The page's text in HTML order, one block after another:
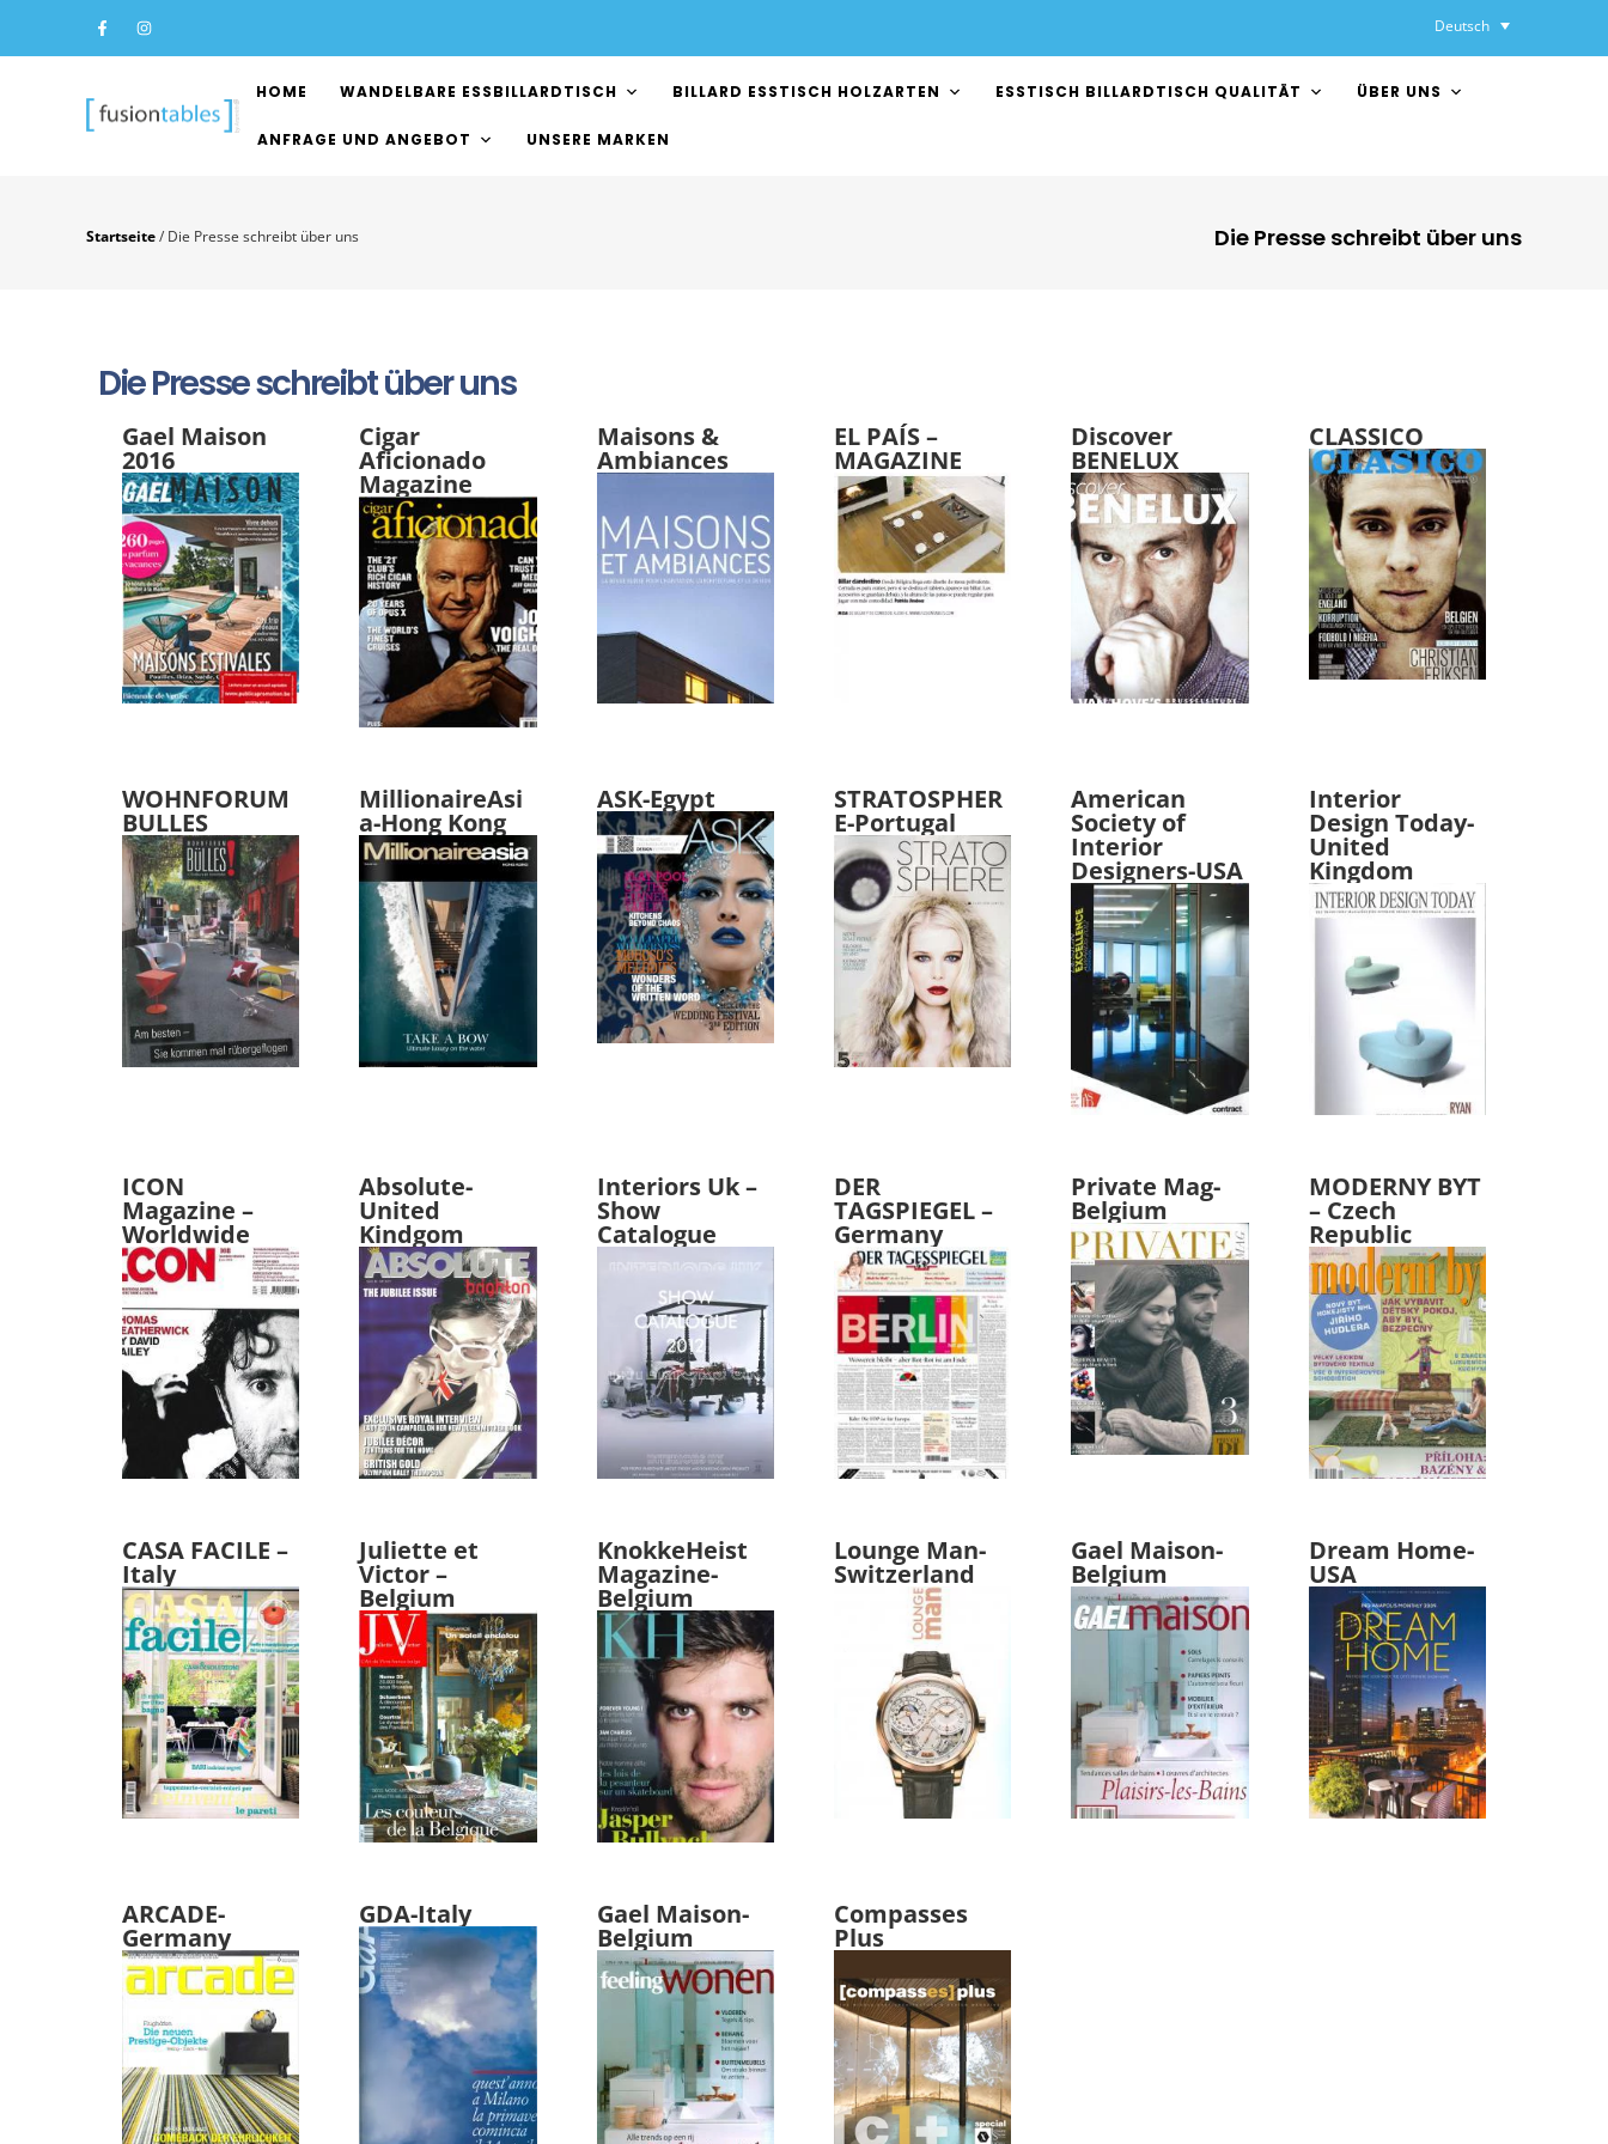
Deutsch
HOME WANDELBARE ESSBILLARDTISCH BILLARD ESSTISCH HOLZARTEN ESSTISCH BILLARDTISCH QUALITÄT ÜBER UNS
ANFRAGE UND ANGEBOT UNSERE MARKEN
Startseite/ Die Presse schreibt über uns Die Presse schreibt über uns
Die Presse schreibt über uns
Gael Maison
2016
Cigar
Aficionado
Magazine
Maisons &
Ambiances
EL PAÍS –
MAGAZINE
Discover
BENELUX
CLASSICO
WOHNFORUM
BULLES
MillionaireAsi
a-Hong Kong
ASK-Egypt STRATOSPHER
E-Portugal
American
Society of
Interior
Designers-USA
Interior
Design Today-
United
Kingdom
ICON
Magazine –
Worldwide
Absolute-
United
Kindgom
Interiors Uk –
Show
Catalogue
DER
TAGSPIEGEL –
Germany
Private Mag-
Belgium
MODERNY BYT
– Czech
Republic
CASA FACILE –
Italy
Juliette et
Victor –
Belgium
KnokkeHeist
Magazine-
Belgium
Lounge Man-
Switzerland
Gael Maison-
Belgium
Dream Home-
USA
ARCADE-
Germany
GDA-Italy Gael Maison-
Belgium
Compasses
Plus